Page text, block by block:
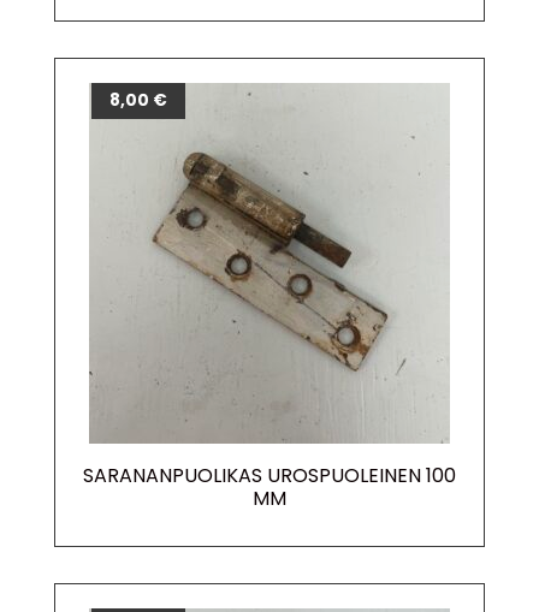
SARANANPUOLIKAS UROSPUOLEINEN 100
MM
8,00 €